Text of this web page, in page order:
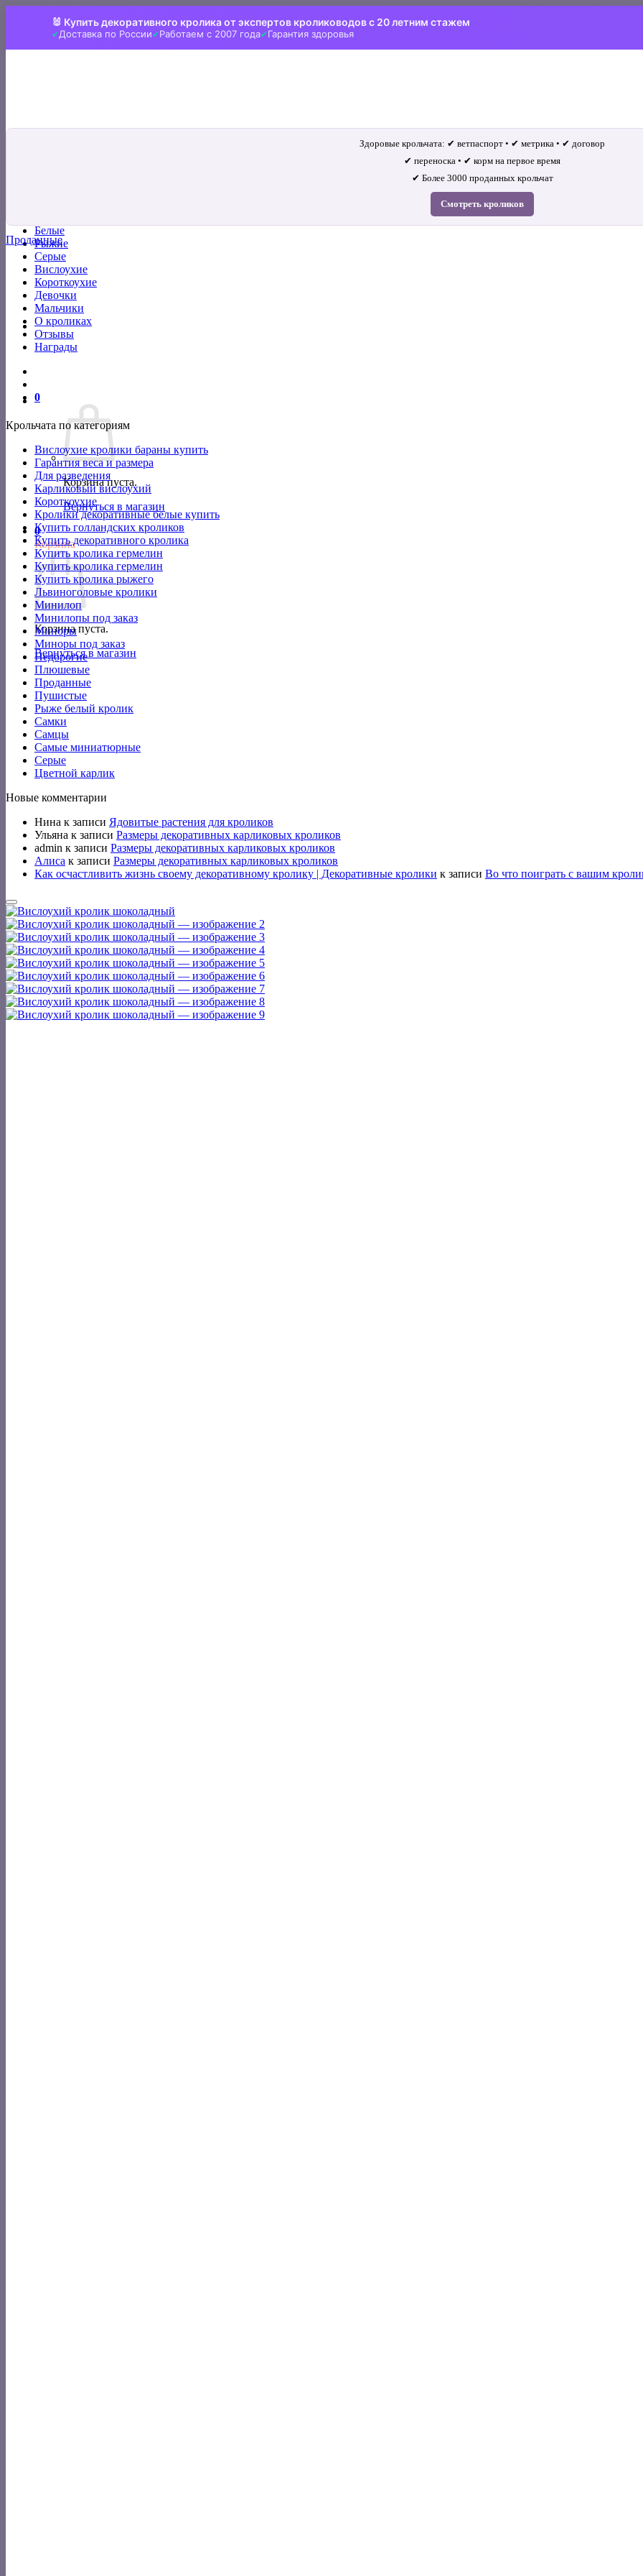
🐰 Купить декоративного кролика от экспертов кролиководов с 20 летним стажем
Доставка по России Работаем с 2007 года Гарантия здоровья
Белые
Рыжие
Серые
Вислоухие
Короткоухие
Девочки
Мальчики
О кроликах
Отзывы
Награды
0
Корзина пуста.
Вернуться в магазин
0
Корзина
Корзина пуста.
Вернуться в магазин
Здоровые крольчата: ✔ ветпаспорт • ✔ метрика • ✔ договор
✔ переноска • ✔ корм на первое время
✔ Более 3000 проданных крольчат
Смотреть кроликов
Проданные
Крольчата по категориям
Вислоухие кролики бараны купить
Гарантия веса и размера
Для разведения
Карликовый вислоухий
Короткоухие
Кролики декоративные белые купить
Купить голландских кроликов
Купить декоративного кролика
Купить кролика гермелин
Купить кролика гермелин
Купить кролика рыжего
Львиноголовые кролики
Минилоп
Минилопы под заказ
Миноры
Миноры под заказ
Недорогие
Плюшевые
Проданные
Пушистые
Рыже белый кролик
Самки
Самцы
Самые миниатюрные
Серые
Цветной карлик
Новые комментарии
Нина к записи Ядовитые растения для кроликов
Ульяна к записи Размеры декоративных карликовых кроликов
admin к записи Размеры декоративных карликовых кроликов
Алиса к записи Размеры декоративных карликовых кроликов
Как осчастливить жизнь своему декоративному кролику | Декоративные кролики к записи Во что поиграть с вашим